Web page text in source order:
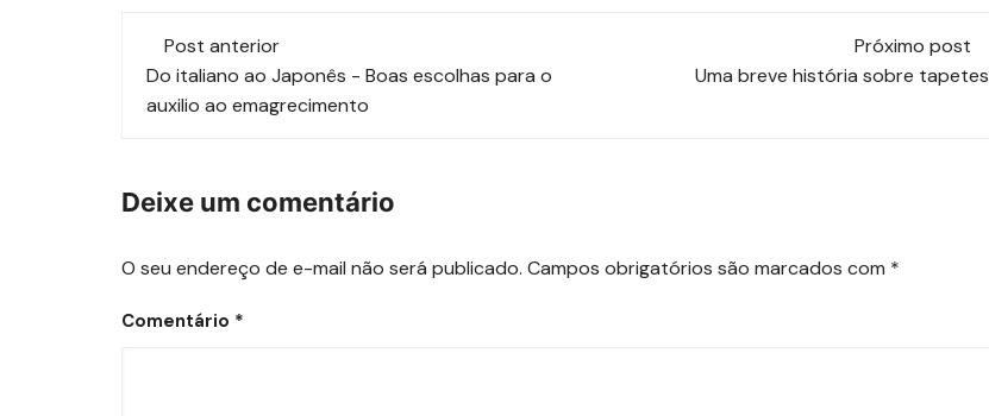
Navegação
de
Post anterior
Do italiano ao Japonês - Boas escolhas para o
auxilio ao emagrecimento
Próximo post
Uma breve história sobre tapetes
Deixe um comentário
O seu endereço de e-mail não será publicado. Campos obrigatórios são marcados com *
Comentário *